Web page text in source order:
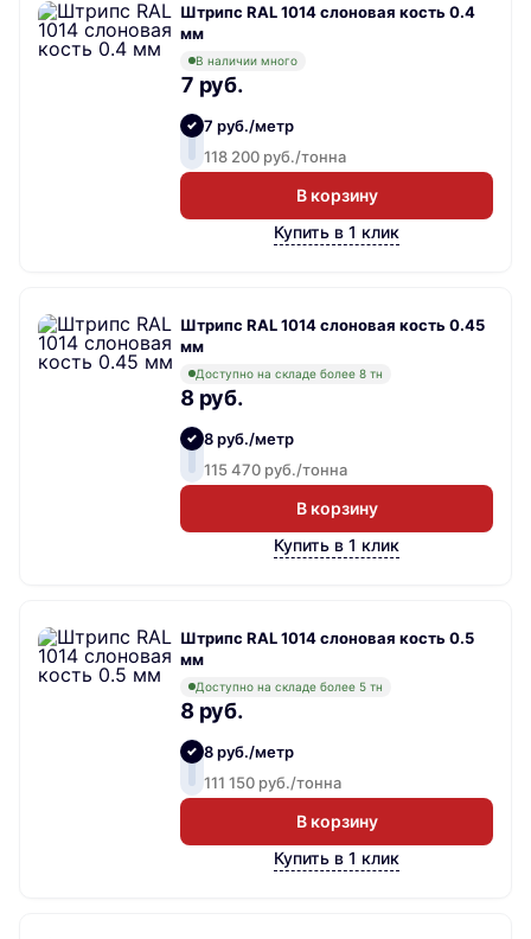
Штрипс RAL 1014 слоновая кость 0.4
мм
В наличии много
7 руб.
7 руб./метр
118 200 руб./тонна
В корзину
Купить в 1 клик
Штрипс RAL 1014 слоновая кость 0.45
мм
Доступно на складе более 8 тн
8 руб.
8 руб./метр
115 470 руб./тонна
В корзину
Купить в 1 клик
Штрипс RAL 1014 слоновая кость 0.5
мм
Доступно на складе более 5 тн
8 руб.
8 руб./метр
111 150 руб./тонна
В корзину
Купить в 1 клик